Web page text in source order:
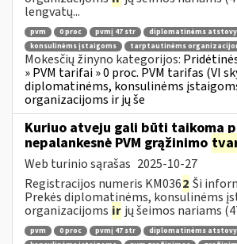
lengvatų...
pvm 0 proc pvmį 47 str
diplomatinėms
konsulinėms įstaigoms
tarptautinėms
Mokesčių žinyno kategorijos:
» PVM tarifai » 0 proc. PVM tarifas (VI
diplomatinėms, konsulinėms
organizacijoms ir jų še
Kuriuo atveju gali būti taikoma
nepalankesnė PVM grąžinimo
Web turinio sąrašas 2025-10-27
Registracijos numeris KM0362 Ši
Prekės diplomatinėms, konsulinėms
organizacijoms ir jų šeimos nariams
pvm 0 proc pvmį 47 str
diplomatinėms